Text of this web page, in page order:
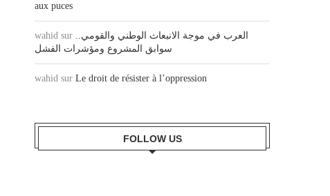
aux puces
wahid sur العرب في موجة الانبعاث الوطني والقومي..
سوابق المشروع ومؤشرات الفشل
wahid sur Le droit de résister à l’oppression
FOLLOW US